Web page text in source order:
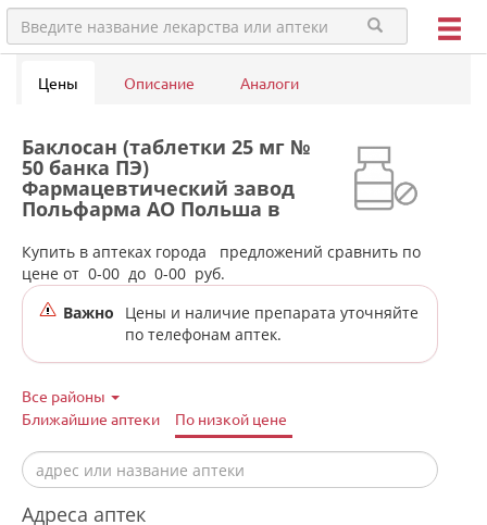
Цены Описание Аналоги
Баклосан (таблетки 25 мг №
50 банка ПЭ)
Фармацевтический завод
Польфарма АО Польша в
аптеках города Верхней Туры
Купить в аптеках города
предложений сравнить по
цене от 0-00 до 0-00 руб.
Важно
Цены и наличие препарата уточняйте
по телефонам аптек.
Все районы
Ближайшие аптеки
По низкой цене
Адреса аптек